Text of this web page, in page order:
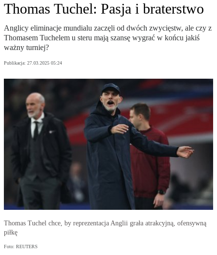
Thomas Tuchel: Pasja i braterstwo
Anglicy eliminacje mundialu zaczęli od dwóch zwycięstw, ale czy z
Thomasem Tuchelem u steru mają szansę wygrać w końcu jakiś
ważny turniej?
Publikacja: 27.03.2025 05:24
Thomas Tuchel chce, by reprezentacja Anglii grała atrakcyjną, ofensywną
piłkę
Foto: REUTERS